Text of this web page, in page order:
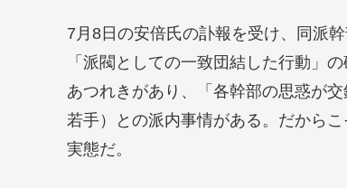
7月8日の安倍氏の訃報を受け、同派
「派閥としての一致団結した行動」
あつれきがあり、「各幹部の思惑が
若手）との派内事情がある。だから
実態だ。